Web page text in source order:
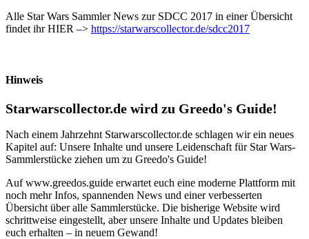
Alle Star Wars Sammler News zur SDCC 2017 in einer Übersicht
findet ihr HIER –> https://starwarscollector.de/sdcc2017
Hinweis
Starwarscollector.de wird zu Greedo's Guide!
Nach einem Jahrzehnt Starwarscollector.de schlagen wir ein neues
Kapitel auf: Unsere Inhalte und unsere Leidenschaft für Star Wars-
Sammlerstücke ziehen um zu Greedo's Guide!
Auf www.greedos.guide erwartet euch eine moderne Plattform mit
noch mehr Infos, spannenden News und einer verbesserten
Übersicht über alle Sammlerstücke. Die bisherige Website wird
schrittweise eingestellt, aber unsere Inhalte und Updates bleiben
euch erhalten – in neuem Gewand!